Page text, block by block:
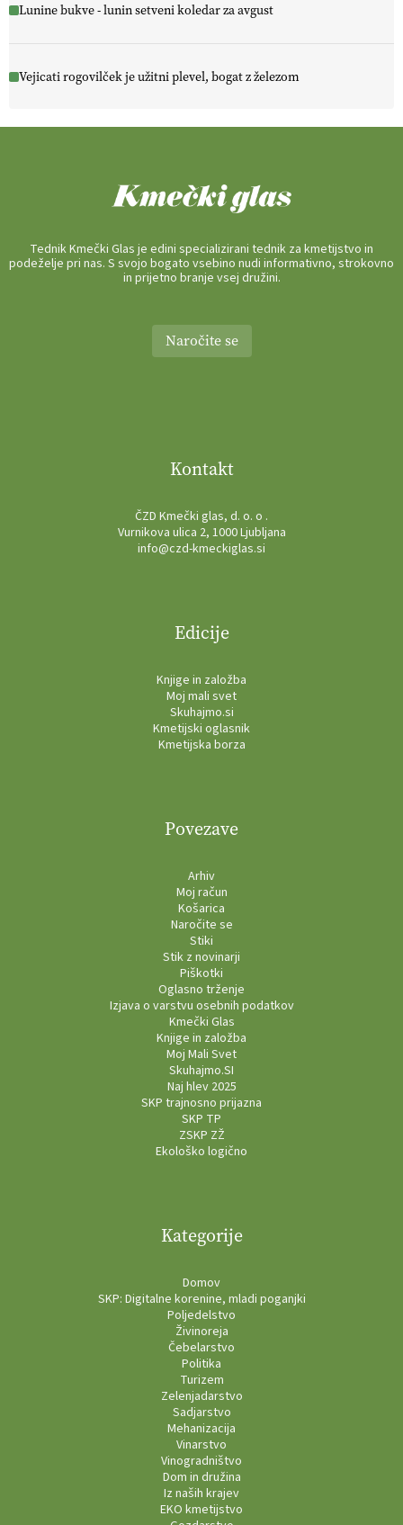
Lunine bukve - lunin setveni koledar za avgust
Vejicati rogovilček je užitni plevel, bogat z železom
Tednik Kmečki Glas je edini specializirani tednik za kmetijstvo in
podeželje pri nas. S svojo bogato vsebino nudi informativno, strokovno
in prijetno branje vsej družini.
Naročite se
Kontakt
ČZD Kmečki glas, d. o. o .
Vurnikova ulica 2, 1000 Ljubljana
info@czd-kmeckiglas.si
Edicije
Knjige in založba
Moj mali svet
Skuhajmo.si
Kmetijski oglasnik
Kmetijska borza
Povezave
Arhiv
Moj račun
Košarica
Naročite se
Stiki
Stik z novinarji
Piškotki
Oglasno trženje
Izjava o varstvu osebnih podatkov
Kmečki Glas
Knjige in založba
Moj Mali Svet
Skuhajmo.SI
Naj hlev 2025
SKP trajnosno prijazna
SKP TP
ZSKP ZŽ
Ekološko logično
Kategorije
Domov
SKP: Digitalne korenine, mladi poganjki
Poljedelstvo
Živinoreja
Čebelarstvo
Politika
Turizem
Zelenjadarstvo
Sadjarstvo
Mehanizacija
Vinarstvo
Vinogradništvo
Dom in družina
Iz naših krajev
EKO kmetijstvo